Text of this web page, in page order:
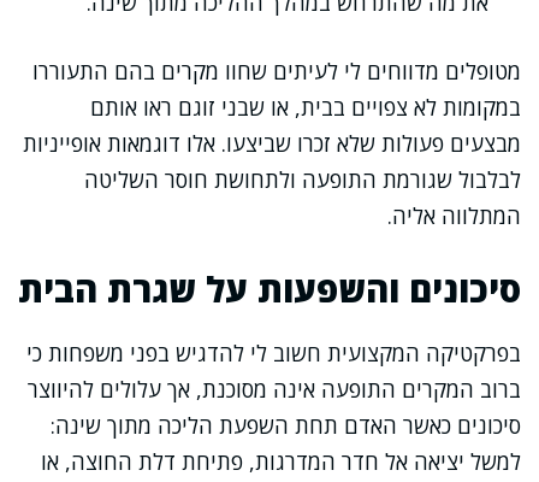
מטופלים מדווחים לי לעיתים שחוו מקרים בהם התעוררו
במקומות לא צפויים בבית, או שבני זוגם ראו אותם
מבצעים פעולות שלא זכרו שביצעו. אלו דוגמאות אופייניות
לבלבול שגורמת התופעה ולתחושת חוסר השליטה
המתלווה אליה.
סיכונים והשפעות על שגרת הבית
בפרקטיקה המקצועית חשוב לי להדגיש בפני משפחות כי
ברוב המקרים התופעה אינה מסוכנת, אך עלולים להיווצר
סיכונים כאשר האדם תחת השפעת הליכה מתוך שינה:
למשל יציאה אל חדר המדרגות, פתיחת דלת החוצה, או